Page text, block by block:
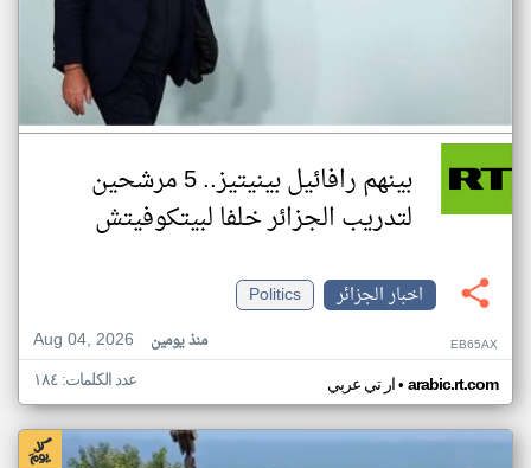
بينهم رافائيل بينيتيز.. 5 مرشحين
لتدريب الجزائر خلفا لبيتكوفيتش
اخبار الجزائر
Politics
Aug 04, 2026
منذ يومين EB65AX
ار تي عربي• arabic.rt.com عدد الكلمات: ١٨٤